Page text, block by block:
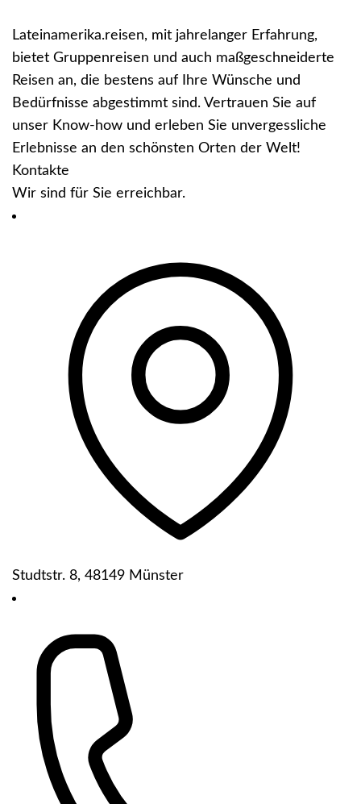
Lateinamerika.reisen, mit jahrelanger Erfahrung,
bietet Gruppenreisen und auch maßgeschneiderte
Reisen an, die bestens auf Ihre Wünsche und
Bedürfnisse abgestimmt sind. Vertrauen Sie auf
unser Know-how und erleben Sie unvergessliche
Erlebnisse an den schönsten Orten der Welt!
Kontakte
Wir sind für Sie erreichbar.
Studtstr. 8, 48149 Münster